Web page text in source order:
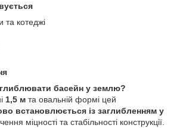
та котеджі
басейн у землю?
1,5 м та овальній формі цей
встановлюється із заглибленням у
міцності та стабільності конструкції.